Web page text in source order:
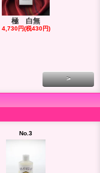
極 白無
4,730円(税430円)
>
No.3